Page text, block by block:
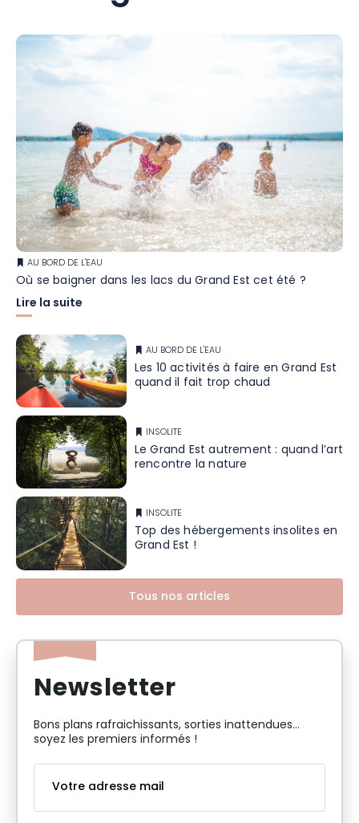
AU BORD DE L'EAU
Où se baigner dans les lacs du Grand Est cet été ?
Lire la suite
AU BORD DE L'EAU
Les 10 activités à faire en Grand Est
quand il fait trop chaud
INSOLITE
Le Grand Est autrement : quand l’art
rencontre la nature
INSOLITE
Top des hébergements insolites en
Grand Est !
Tous nos articles
Newsletter
Bons plans rafraichissants, sorties inattendues…
soyez les premiers informés !